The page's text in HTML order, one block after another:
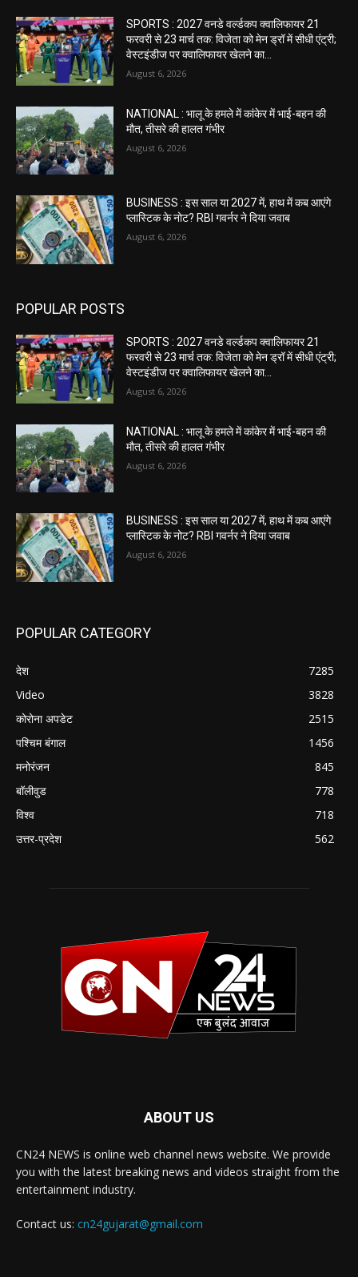
SPORTS : 2027 वनडे वर्ल्डकप क्वालिफायर 21
फरवरी से 23 मार्च तक: विजेता को मेन ड्रॉ में सीधी एंट्री;
वेस्टइंडीज पर क्वालिफायर खेलने का...
August 6, 2026
NATIONAL : भालू के हमले में कांकेर में भाई-बहन की
मौत, तीसरे की हालत गंभीर
August 6, 2026
BUSINESS : इस साल या 2027 में, हाथ में कब आएंगे
प्लास्टिक के नोट? RBI गवर्नर ने दिया जवाब
August 6, 2026
POPULAR POSTS
SPORTS : 2027 वनडे वर्ल्डकप क्वालिफायर 21
फरवरी से 23 मार्च तक: विजेता को मेन ड्रॉ में सीधी एंट्री;
वेस्टइंडीज पर क्वालिफायर खेलने का...
August 6, 2026
NATIONAL : भालू के हमले में कांकेर में भाई-बहन की
मौत, तीसरे की हालत गंभीर
August 6, 2026
BUSINESS : इस साल या 2027 में, हाथ में कब आएंगे
प्लास्टिक के नोट? RBI गवर्नर ने दिया जवाब
August 6, 2026
POPULAR CATEGORY
देश
7285
Video
3828
कोरोना अपडेट
2515
पश्चिम बंगाल
1456
मनोरंजन
845
बॉलीवुड
778
विश्व
718
उत्तर-प्रदेश
562
ABOUT US
CN24 NEWS is online web channel news website. We provide
you with the latest breaking news and videos straight from the
entertainment industry.
Contact us: cn24gujarat@gmail.com